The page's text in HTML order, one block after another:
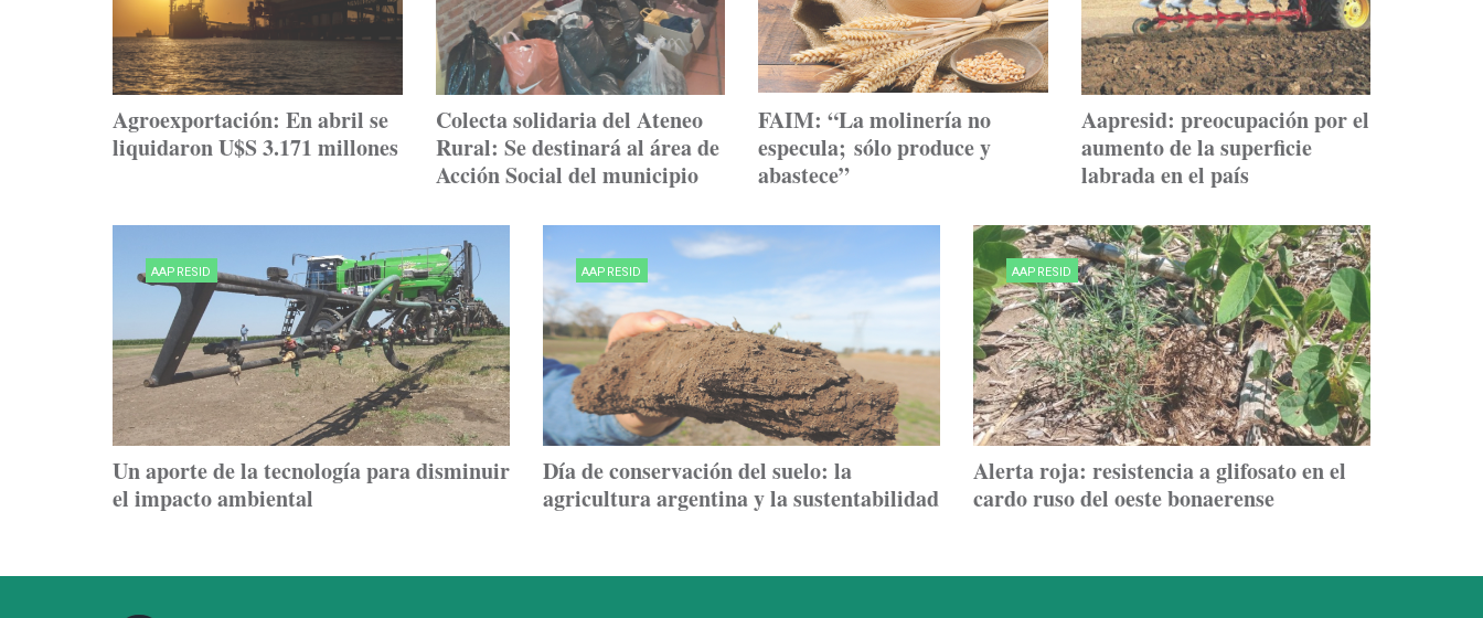
Agroexportación: En abril se
liquidaron U$S 3.171 millones
Colecta solidaria del Ateneo
Rural: Se destinará al área de
Acción Social del municipio
FAIM: “La molinería no
especula; sólo produce y
abastece”
Aapresid: preocupación por el
aumento de la superficie
labrada en el país
AAPRESID
Un aporte de la tecnología para disminuir
el impacto ambiental
AAPRESID
Día de conservación del suelo: la
agricultura argentina y la sustentabilidad
AAPRESID
Alerta roja: resistencia a glifosato en el
cardo ruso del oeste bonaerense